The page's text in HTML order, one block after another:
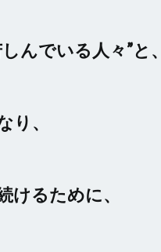
んでいる人々”と
り、
けるために、